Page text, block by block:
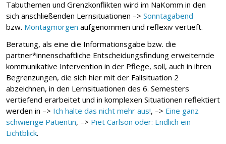
Tabuthemen und Grenzkonflikten wird im NaKomm in den
sich anschließenden Lernsituationen –> Sonntagabend
bzw. Montagmorgen aufgenommen und reflexiv vertieft.
Beratung, als eine die Informationsgabe bzw. die
partner*innenschaftliche Entscheidungsfindung erweiternde
kommunikative Intervention in der Pflege, soll, auch in ihren
Begrenzungen, die sich hier mit der Fallsituation 2
abzeichnen, in den Lernsituationen des 6. Semesters
vertiefend erarbeitet und in komplexen Situationen reflektiert
werden in –> Ich halte das nicht mehr aus!, –> Eine ganz
schwierige Patientin, –> Piet Carlson oder: Endlich ein
Lichtblick.